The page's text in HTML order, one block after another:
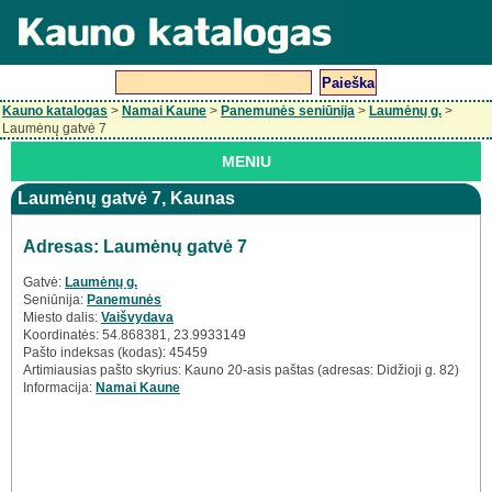
Kauno katalogas > Namai Kaune > Panemunės seniūnija > Laumėnų g. >
Laumėnų gatvė 7
MENIU
Laumėnų gatvė 7, Kaunas
Adresas: Laumėnų gatvė 7
Gatvė: Laumėnų g.
Seniūnija: Panemunės
Miesto dalis: Vaišvydava
Koordinatės: 54.868381, 23.9933149
Pašto indeksas (kodas): 45459
Artimiausias pašto skyrius: Kauno 20-asis paštas (adresas: Didžioji g. 82)
Informacija: Namai Kaune